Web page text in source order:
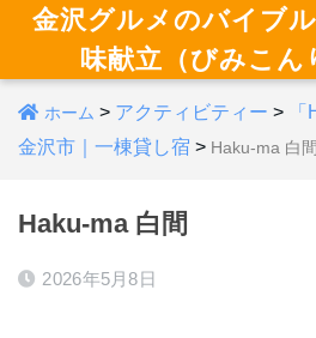
金沢グルメのバイブ
味献立（びみこん
ホーム > アクティビティー >
金沢市｜一棟貸し宿 > Haku-ma 白間
Haku-ma 白間
2026年5月8日